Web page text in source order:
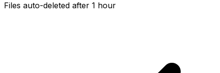
Files auto-deleted after 1 hour